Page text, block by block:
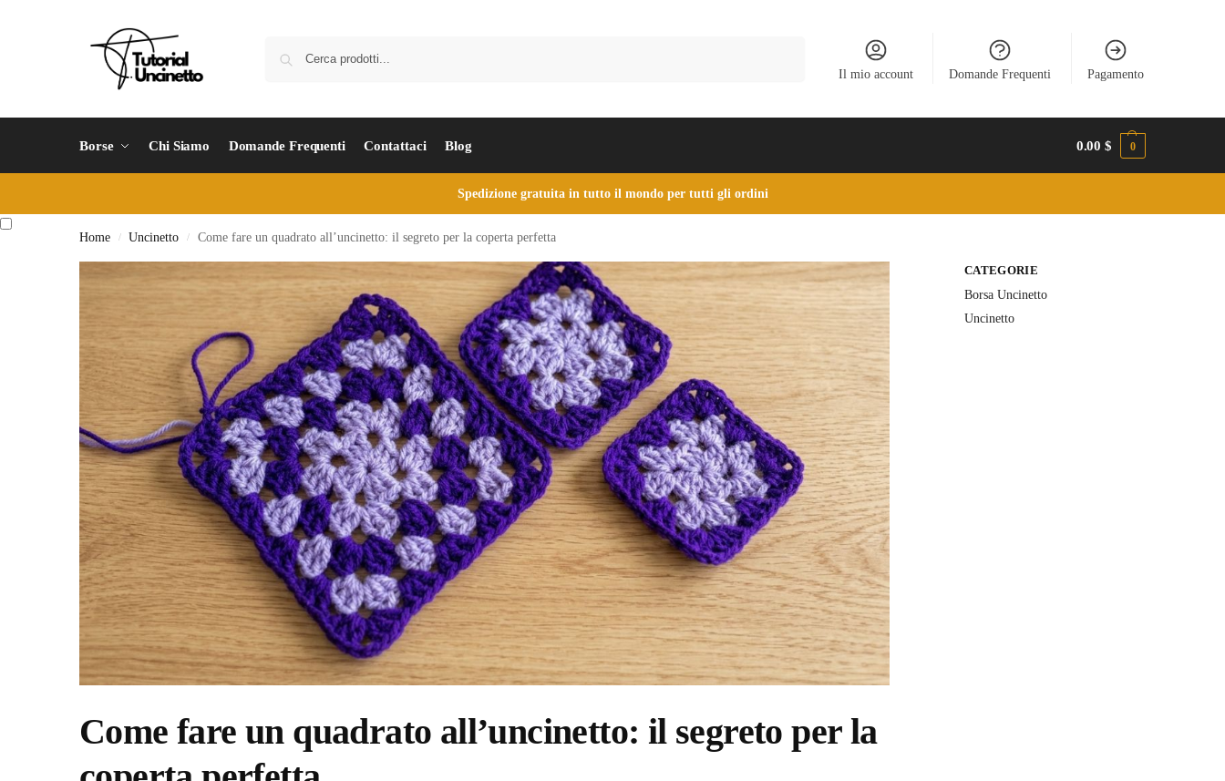
Il mio account Domande Frequenti Pagamento
Borse Chi Siamo Domande Frequenti Contattaci Blog 0.00$ 0
Spedizione gratuita in tutto il mondo per tutti gli ordini
Home / Uncinetto / Come fare un quadrato all’uncinetto: il segreto per la coperta perfetta
Come fare un quadrato all’uncinetto: il segreto per la
CATEGORIE
Borsa Uncinetto
Uncinetto